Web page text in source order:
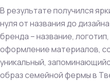
В результате получился
нуля от названия до
бренда – название,
оформление материалов,
уникальный,
образ семейной фермы в